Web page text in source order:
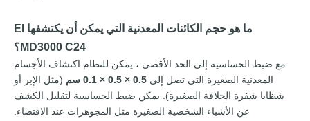
ما هو حجم الكائنات المعدنية التي يمكن أن يكتشفها EI
MD3000 C24؟
مع ضبط الحساسية إلى الحد الأقصى ، يمكن للنظام اكتشاف الأجسام
المعدنية الصغيرة التي تصل إلى 0.5 × 0.5 × 0.1 سم
(مثل الإبر أو
شظايا شفرة الحلاقة الصغيرة). يمكن ضبط الحساسية لتقليل الكشف
عن الأشياء الشخصية الصغيرة مثل المجوهرات عند الاقتضاء.